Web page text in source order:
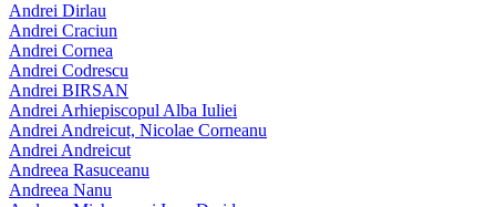
Andrei Dirlau
Andrei Craciun
Andrei Cornea
Andrei Codrescu
Andrei BIRSAN
Andrei Arhiepiscopul Alba Iuliei
Andrei Andreicut, Nicolae Corneanu
Andrei Andreicut
Andreea Rasuceanu
Andreea Nanu